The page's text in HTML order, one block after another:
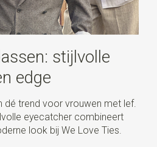
stijlvolle
edge
dé trend voor vrouwen met lef.
eyecatcher combineert
look bij We Love Ties.